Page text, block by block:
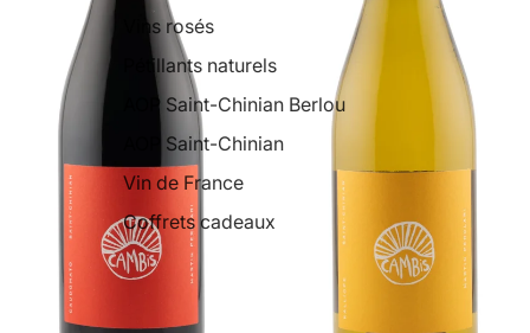
Vins rosés
Pétillants naturels
AOP Saint-Chinian Berlou
AOP Saint-Chinian
Vin de France
Coffrets cadeaux